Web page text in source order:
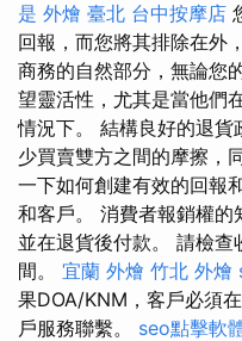
是 外燴 臺北 台中按摩店
回報，而您將其排除在外
商務的自然部分，無論您
望靈活性，尤其是當他們
情況下。 結構良好的退
少買賣雙方之間的摩擦，
一下如何創建有效的回報
和客戶。 消費者報銷權的
並在退貨後付款。 請檢
間。 宜蘭 外燴 竹北 外燴
果DOA/KNM，客戶必須
戶服務聯繫。 seo點擊軟